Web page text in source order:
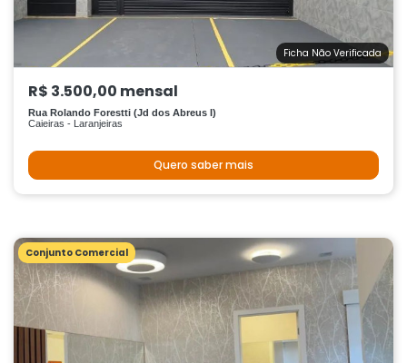
Ficha Não Verificada
R$ 3.500,00 mensal
Rua Rolando Forestti (Jd dos Abreus I)
Caieiras - Laranjeiras
Quero saber mais
Conjunto Comercial